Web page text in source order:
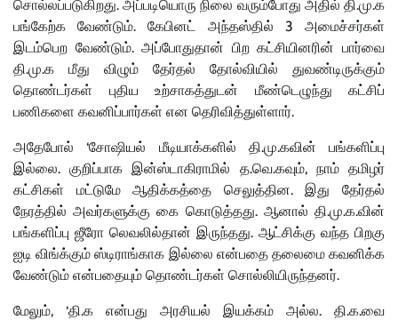
சொல்லப்படுகிறது. அப்படியொரு நிலை வரும்போது அதில் தி.மு.க
பங்கேற்க வேண்டும். கேபினட் அந்தஸ்தில் 3 அமைச்சர்கள்
இடம்பெற வேண்டும். அப்போதுதான் பிற கட்சியினரின் பார்வை
தி.மு.க மீது விழும் தேர்தல் தோல்வியில் துவண்டிருக்கும்
தொண்டர்கள் புதிய உற்சாகத்துடன் மீண்டெழுந்து கட்சிப்
பணிகளை கவனிப்பார்கள் என தெரிவித்துள்ளார்.
அதேபோல் ‘சோஷியல் மீடியாக்களில் தி.மு.கவின் பங்களிப்பு
இல்லை. குறிப்பாக இன்ஸ்டாகிராமில் த.வெ.கவும், நாம் தமிழர்
கட்சிகள் மட்டுமே ஆதிக்கத்தை செலுத்தின. இது தேர்தல்
நேரத்தில் அவர்களுக்கு கை கொடுத்தது. ஆனால் தி.மு.க.வின்
பங்களிப்பு ஜீரோ லெவலில்தான் இருந்தது. ஆட்சிக்கு வந்த பிறகு
ஐடி விங்க்கும் ஸ்டிராங்காக இல்லை என்பதை தலைமை கவனிக்க
வேண்டும் என்பதையும் தொண்டர்கள் சொல்லியிருந்தனர்.
மேலும், ‘தி.க என்பது அரசியல் இயக்கம் அல்ல. தி.க.வை